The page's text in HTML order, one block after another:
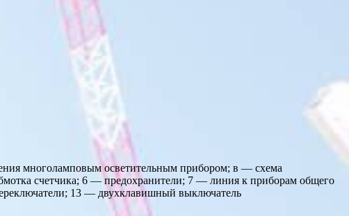
многоламповым осветительным прибором; в — схема
счетчика; 6 — предохранители; 7 — линия к приборам общего
13 — двухклавишный выключатель